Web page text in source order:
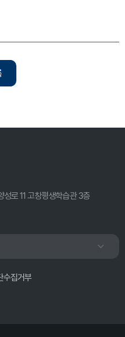
로 11 고창평생학습관 3층
수집거부